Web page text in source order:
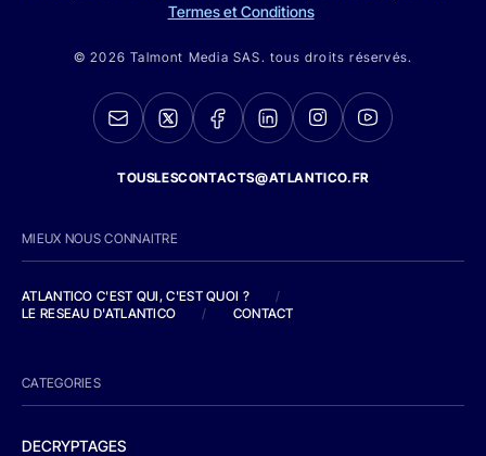
Termes et Conditions
© 2026 Talmont Media SAS. tous droits réservés.
TOUSLESCONTACTS@ATLANTICO.FR
MIEUX NOUS CONNAITRE
ATLANTICO C'EST QUI, C'EST QUOI ?
/
LE RESEAU D'ATLANTICO
/ CONTACT
CATEGORIES
DECRYPTAGES